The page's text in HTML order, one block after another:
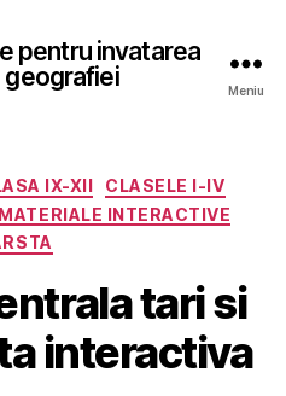
pentru invatarea
geografiei
Meniu
Categorii
IX-XII
CLASELE I-IV
MATERIALE INTERACTIVE
tari si
interactiva